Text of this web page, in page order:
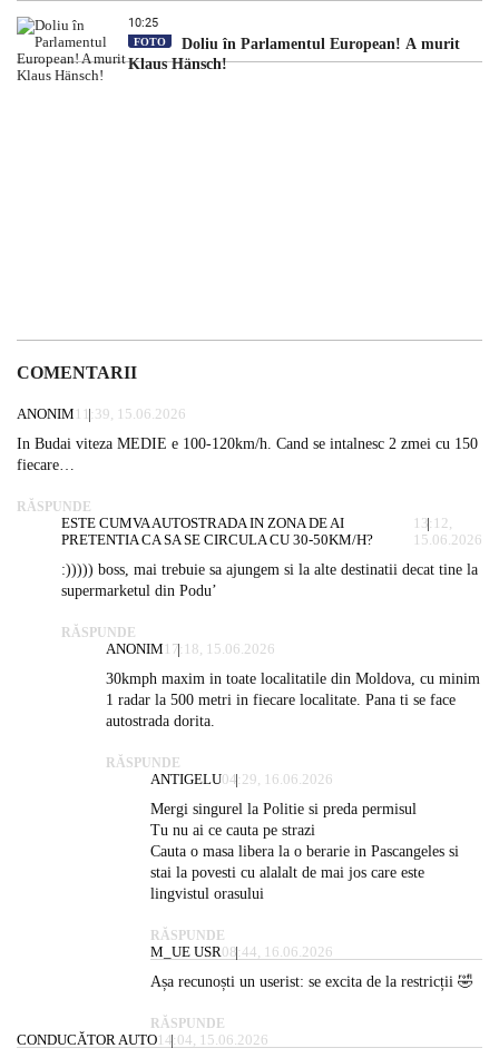
10:25
FOTO
Doliu în Parlamentul European! A murit
Klaus Hänsch!
COMENTARII
ANONIM 11:39, 15.06.2026
In Budai viteza MEDIE e 100-120km/h. Cand se intalnesc 2 zmei cu 150
fiecare…
RĂSPUNDE
ESTE CUMVA AUTOSTRADA IN ZONA DE AI
PRETENTIA CA SA SE CIRCULA CU 30-50KM/H?
13:12,
15.06.2026
:))))) boss, mai trebuie sa ajungem si la alte destinatii decat tine la
supermarketul din Podu’
RĂSPUNDE
ANONIM 17:18, 15.06.2026
30kmph maxim in toate localitatile din Moldova, cu minim
1 radar la 500 metri in fiecare localitate. Pana ti se face
autostrada dorita.
RĂSPUNDE
ANTIGELU04:29, 16.06.2026
Mergi singurel la Politie si preda permisul
Tu nu ai ce cauta pe strazi
Cauta o masa libera la o berarie in Pascangeles si
stai la povesti cu alalalt de mai jos care este
lingvistul orasului
RĂSPUNDE
M_UE USR08:44, 16.06.2026
Așa recunoști un userist: se excita de la restricții 🤣
RĂSPUNDE
CONDUCĂTOR AUTO14:04, 15.06.2026